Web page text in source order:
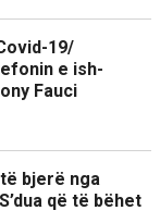
19/
e ish-
Fauci
bjerë nga
që të bëhet